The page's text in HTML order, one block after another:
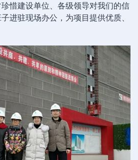
惜建设单位、各级领导对我们的信
进驻现场办公，为项目提供优质、